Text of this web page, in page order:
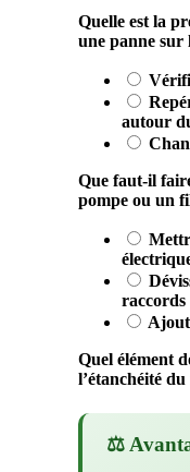
Quelle est la
une panne sur
autour
Que faut-il
pompe ou un
raccords
Quel élément
l’étanchéité
⚖️